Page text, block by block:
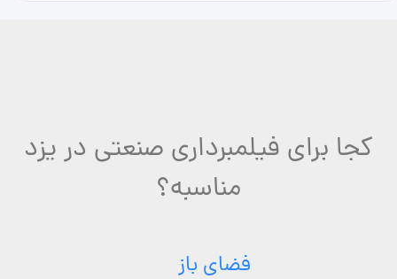
کجا برای فیلمبرداری صنعتی در یزد
مناسبه؟
فضای باز